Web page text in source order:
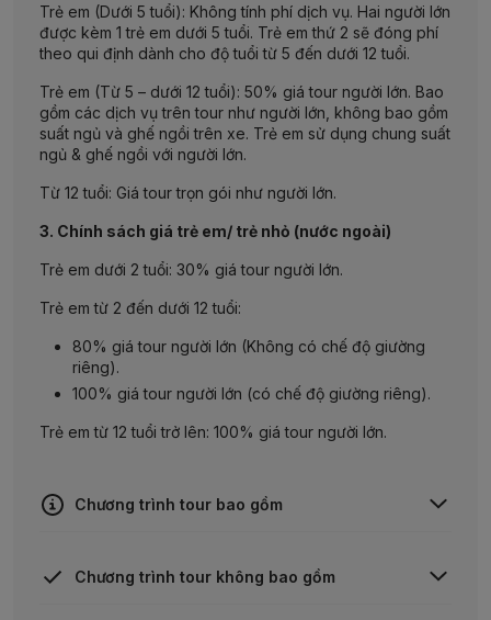
Trẻ em (Dưới 5 tuổi): Không tính phí dịch vụ. Hai người lớn
được kèm 1 trẻ em dưới 5 tuổi. Trẻ em thứ 2 sẽ đóng phí
theo qui định dành cho độ tuổi từ 5 đến dưới 12 tuổi.
Trẻ em (Từ 5 – dưới 12 tuổi): 50% giá tour người lớn. Bao
gồm các dịch vụ trên tour như người lớn, không bao gồm
suất ngủ và ghế ngồi trên xe. Trẻ em sử dụng chung suất
ngủ & ghế ngồi với người lớn.
Từ 12 tuổi: Giá tour trọn gói như người lớn.
3. Chính sách giá trẻ em/ trẻ nhỏ (nước ngoài)
Trẻ em dưới 2 tuổi: 30% giá tour người lớn.
Trẻ em từ 2 đến dưới 12 tuổi:
80% giá tour người lớn (Không có chế độ giường
riêng).
100% giá tour người lớn (có chế độ giường riêng).
Trẻ em từ 12 tuổi trở lên: 100% giá tour người lớn.
Chương trình tour bao gồm
chặngTP.HCM - HANEDA // CHITOSE // HANEDA
Chương trình tour không bao gồm